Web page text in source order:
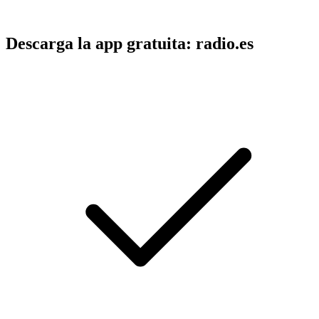
Descarga la app gratuita: radio.es